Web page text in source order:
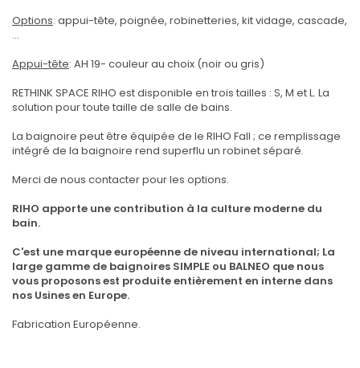
Options: appui-tête, poignée, robinetteries, kit vidage, cascade,
...
Appui-tête: AH 19- couleur au choix (noir ou gris)
RETHINK SPACE RIHO est disponible en trois tailles : S, M et L. La
solution pour toute taille de salle de bains.
La baignoire peut être équipée de le RIHO Fall ; ce remplissage
intégré de la baignoire rend superflu un robinet séparé.
Merci de nous contacter pour les options.
RIHO apporte une contribution à la culture moderne du
bain.
C'est une marque européenne de niveau international; La
large gamme de baignoires SIMPLE ou BALNEO que nous
vous proposons est produite entièrement en interne dans
nos Usines en Europe.
Fabrication Européenne.